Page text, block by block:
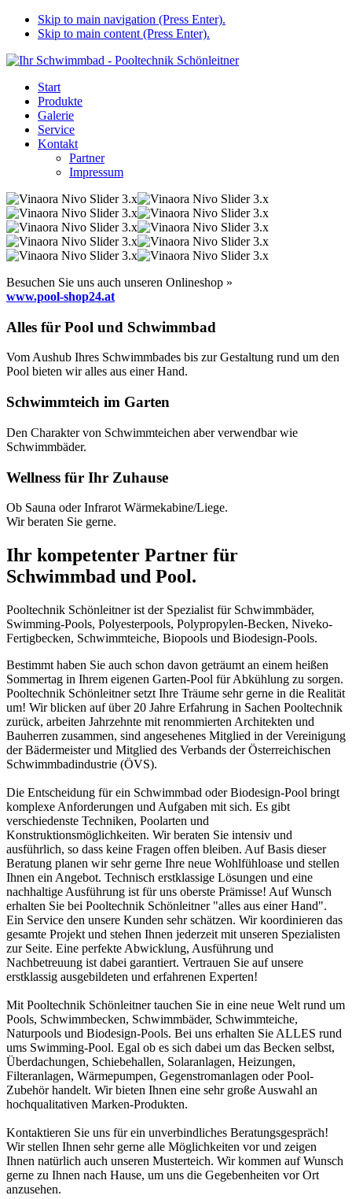
Skip to main navigation (Press Enter).
Skip to main content (Press Enter).
Start
Produkte
Galerie
Service
Kontakt
Partner
Impressum
Besuchen Sie uns auch unseren Onlineshop »
www.pool-shop24.at
Alles für Pool und Schwimmbad
Vom Aushub Ihres Schwimmbades bis zur Gestaltung rund um den
Pool bieten wir alles aus einer Hand.
Schwimmteich im Garten
Den Charakter von Schwimmteichen aber verwendbar wie
Schwimmbäder.
Wellness für Ihr Zuhause
Ob Sauna oder Infrarot Wärmekabine/Liege.
Wir beraten Sie gerne.
Ihr kompetenter Partner für
Schwimmbad und Pool.
Pooltechnik Schönleitner ist der Spezialist für Schwimmbäder,
Swimming-Pools, Polyesterpools, Polypropylen-Becken, Niveko-
Fertigbecken, Schwimmteiche, Biopools und Biodesign-Pools.
Bestimmt haben Sie auch schon davon geträumt an einem heißen
Sommertag in Ihrem eigenen Garten-Pool für Abkühlung zu sorgen.
Pooltechnik Schönleitner setzt Ihre Träume sehr gerne in die Realität
um! Wir blicken auf über 20 Jahre Erfahrung in Sachen Pooltechnik
zurück, arbeiten Jahrzehnte mit renommierten Architekten und
Bauherren zusammen, sind angesehenes Mitglied in der Vereinigung
der Bädermeister und Mitglied des Verbands der Österreichischen
Schwimmbadindustrie (ÖVS).
Die Entscheidung für ein Schwimmbad oder Biodesign-Pool bringt
komplexe Anforderungen und Aufgaben mit sich. Es gibt
verschiedenste Techniken, Poolarten und
Konstruktionsmöglichkeiten. Wir beraten Sie intensiv und
ausführlich, so dass keine Fragen offen bleiben. Auf Basis dieser
Beratung planen wir sehr gerne Ihre neue Wohlfühloase und stellen
Ihnen ein Angebot. Technisch erstklassige Lösungen und eine
nachhaltige Ausführung ist für uns oberste Prämisse! Auf Wunsch
erhalten Sie bei Pooltechnik Schönleitner "alles aus einer Hand".
Ein Service den unsere Kunden sehr schätzen. Wir koordinieren das
gesamte Projekt und stehen Ihnen jederzeit mit unseren Spezialisten
zur Seite. Eine perfekte Abwicklung, Ausführung und
Nachbetreuung ist dabei garantiert. Vertrauen Sie auf unsere
erstklassig ausgebildeten und erfahrenen Experten!
Mit Pooltechnik Schönleitner tauchen Sie in eine neue Welt rund um
Pools, Schwimmbecken, Schwimmbäder, Schwimmteiche,
Naturpools und Biodesign-Pools. Bei uns erhalten Sie ALLES rund
ums Swimming-Pool. Egal ob es sich dabei um das Becken selbst,
Überdachungen, Schiebehallen, Solaranlagen, Heizungen,
Filteranlagen, Wärmepumpen, Gegenstromanlagen oder Pool-
Zubehör handelt. Wir bieten Ihnen eine sehr große Auswahl an
hochqualitativen Marken-Produkten.
Kontaktieren Sie uns für ein unverbindliches Beratungsgespräch!
Wir stellen Ihnen sehr gerne alle Möglichkeiten vor und zeigen
Ihnen natürlich auch unseren Musterteich. Wir kommen auf Wunsch
gerne zu Ihnen nach Hause, um uns die Gegebenheiten vor Ort
anzusehen.